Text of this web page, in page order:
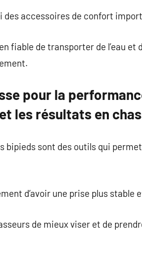
des accessoires de confort
fiable de transporter de l’eau et
pour la
les résultats en
bipieds sont des outils qui
d’avoir une prise plus stable
de mieux viser et de